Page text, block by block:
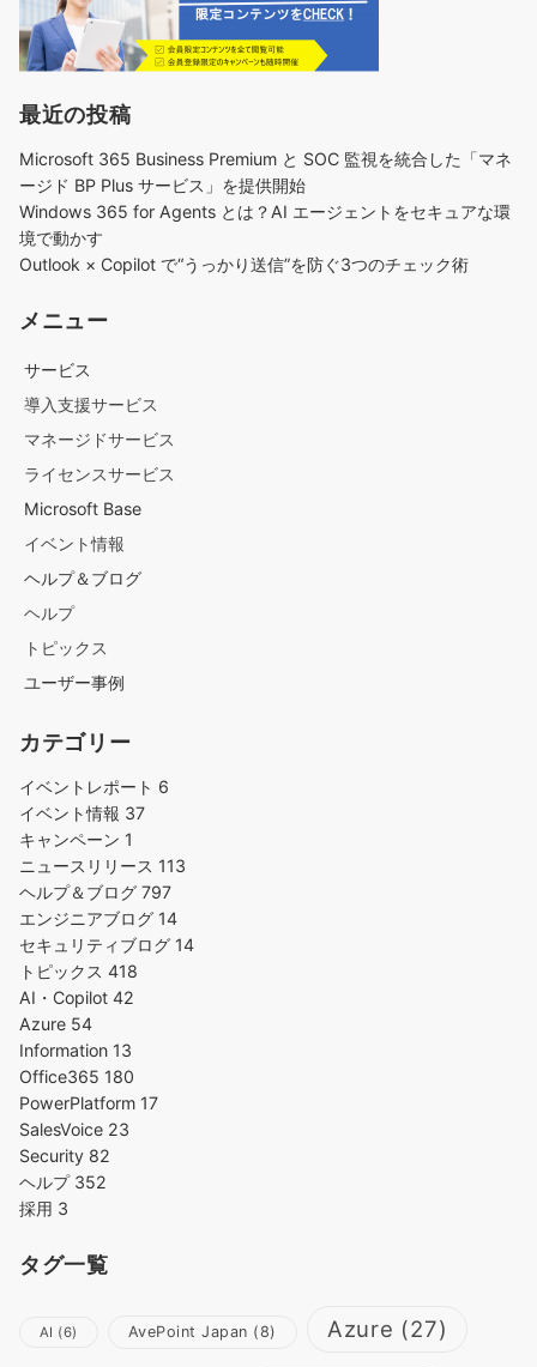
最近の投稿
Microsoft 365 Business Premium と SOC 監視を統合した「マネ
ージド BP Plus サービス」を提供開始
Windows 365 for Agents とは？AI エージェントをセキュアな環
境で動かす
Outlook × Copilot で“うっかり送信”を防ぐ3つのチェック術​
メニュー
サービス
導入支援サービス
マネージドサービス
ライセンスサービス
Microsoft Base
イベント情報
ヘルプ＆ブログ
ヘルプ
トピックス
ユーザー事例
カテゴリー
イベントレポート 6
イベント情報 37
キャンペーン 1
ニュースリリース 113
ヘルプ＆ブログ 797
エンジニアブログ 14
セキュリティブログ 14
トピックス 418
AI・Copilot 42
Azure 54
Information 13
Office365 180
PowerPlatform 17
SalesVoice 23
Security 82
ヘルプ 352
採用 3
タグ一覧
AI (6) AvePoint Japan (8) Azure (27)